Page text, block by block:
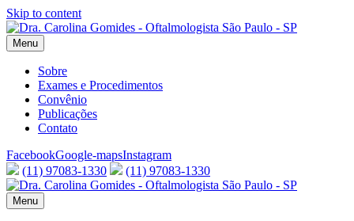
Skip to content
Menu
Sobre
Exames e Procedimentos
Convênio
Publicações
Contato
FacebookGoogle-mapsInstagram
(11) 97083-1330
(11) 97083-1330
Menu